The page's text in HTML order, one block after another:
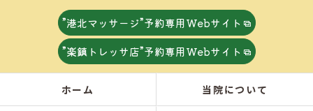
”港北マッサージ”予約専用Webサイト
”楽鎮トレッサ店”予約専用Webサイト
ホーム 当院について